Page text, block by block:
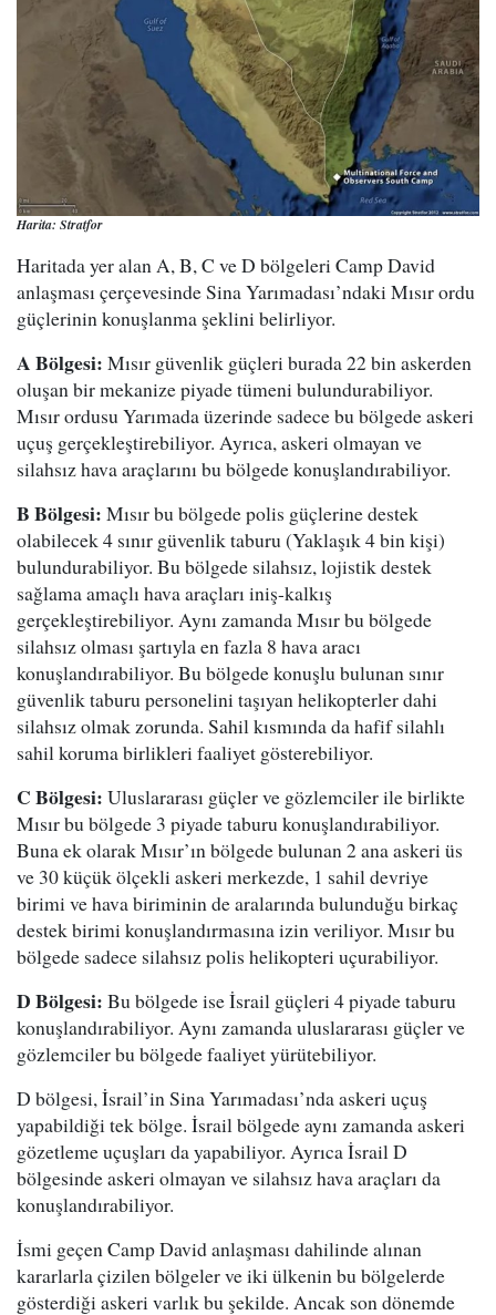
Harita: Stratfor
Haritada yer alan A, B, C ve D bölgeleri Camp David
anlaşması çerçevesinde Sina Yarımadası’ndaki Mısır ordu
güçlerinin konuşlanma şeklini belirliyor.
A Bölgesi: Mısır güvenlik güçleri burada 22 bin askerden
oluşan bir mekanize piyade tümeni bulundurabiliyor.
Mısır ordusu Yarımada üzerinde sadece bu bölgede askeri
uçuş gerçekleştirebiliyor. Ayrıca, askeri olmayan ve
silahsız hava araçlarını bu bölgede konuşlandırabiliyor.
B Bölgesi: Mısır bu bölgede polis güçlerine destek
olabilecek 4 sınır güvenlik taburu (Yaklaşık 4 bin kişi)
bulundurabiliyor. Bu bölgede silahsız, lojistik destek
sağlama amaçlı hava araçları iniş-kalkış
gerçekleştirebiliyor. Aynı zamanda Mısır bu bölgede
silahsız olması şartıyla en fazla 8 hava aracı
konuşlandırabiliyor. Bu bölgede konuşlu bulunan sınır
güvenlik taburu personelini taşıyan helikopterler dahi
silahsız olmak zorunda. Sahil kısmında da hafif silahlı
sahil koruma birlikleri faaliyet gösterebiliyor.
C Bölgesi: Uluslararası güçler ve gözlemciler ile birlikte
Mısır bu bölgede 3 piyade taburu konuşlandırabiliyor.
Buna ek olarak Mısır’ın bölgede bulunan 2 ana askeri üs
ve 30 küçük ölçekli askeri merkezde, 1 sahil devriye
birimi ve hava biriminin de aralarında bulunduğu birkaç
destek birimi konuşlandırmasına izin veriliyor. Mısır bu
bölgede sadece silahsız polis helikopteri uçurabiliyor.
D Bölgesi: Bu bölgede ise İsrail güçleri 4 piyade taburu
konuşlandırabiliyor. Aynı zamanda uluslararası güçler ve
gözlemciler bu bölgede faaliyet yürütebiliyor.
D bölgesi, İsrail’in Sina Yarımadası’nda askeri uçuş
yapabildiği tek bölge. İsrail bölgede aynı zamanda askeri
gözetleme uçuşları da yapabiliyor. Ayrıca İsrail D
bölgesinde askeri olmayan ve silahsız hava araçları da
konuşlandırabiliyor.
İsmi geçen Camp David anlaşması dahilinde alınan
kararlarla çizilen bölgeler ve iki ülkenin bu bölgelerde
gösterdiği askeri varlık bu şekilde. Ancak son dönemde